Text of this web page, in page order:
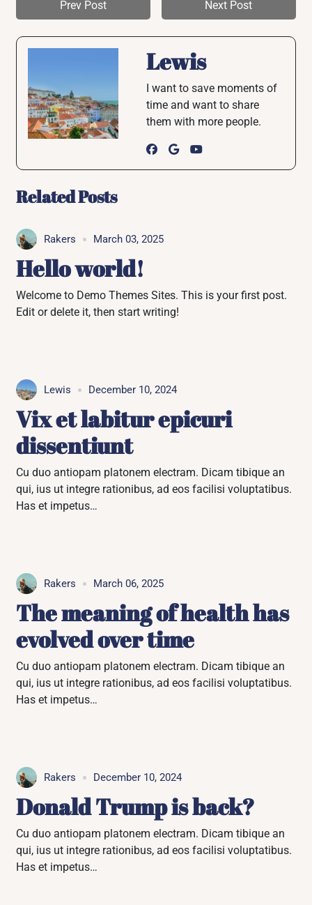
Prev Post Next Post
Lewis
I want to save moments of
time and want to share
them with more people.
Related Posts
Rakers March 03, 2025
Hello world!
Welcome to Demo Themes Sites. This is your first post.
Edit or delete it, then start writing!
Lewis December 10, 2024
Vix et labitur epicuri
dissentiunt
Cu duo antiopam platonem electram. Dicam tibique an
qui, ius ut integre rationibus, ad eos facilisi voluptatibus.
Has et impetus…
Rakers March 06, 2025
The meaning of health has
evolved over time
Cu duo antiopam platonem electram. Dicam tibique an
qui, ius ut integre rationibus, ad eos facilisi voluptatibus.
Has et impetus…
Rakers December 10, 2024
Donald Trump is back?
Cu duo antiopam platonem electram. Dicam tibique an
qui, ius ut integre rationibus, ad eos facilisi voluptatibus.
Has et impetus…